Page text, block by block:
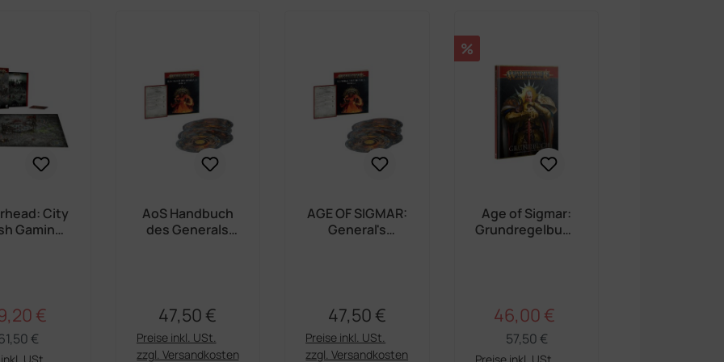
City
Gaming
€
€
AoS Handbuch
des Generals
Regulärer Preis:
47,50 €
Preise inkl. USt.
zzgl. Versandkosten
AGE OF SIGMAR:
General's
Regulärer Preis:
47,50 €
Preise inkl. USt.
zzgl. Versandkosten
Rabatt
%
Age of Sigmar:
Grundregelbuch
Verkaufspreis:
46,00 €
57,50 €